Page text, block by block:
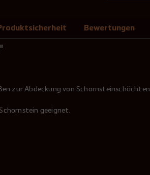
Bewertungen
zur Abdeckung von Schornsteinschächten.
geeignet.